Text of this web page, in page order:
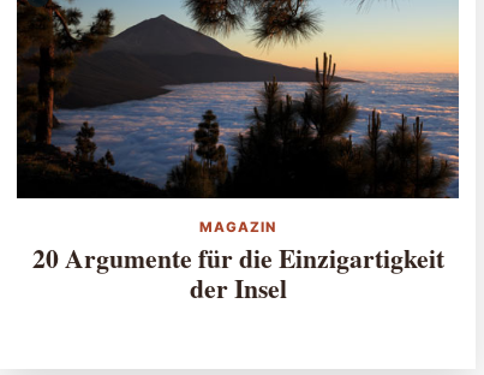
MAGAZIN
20 Argumente für die Einzigartigkeit
der Insel